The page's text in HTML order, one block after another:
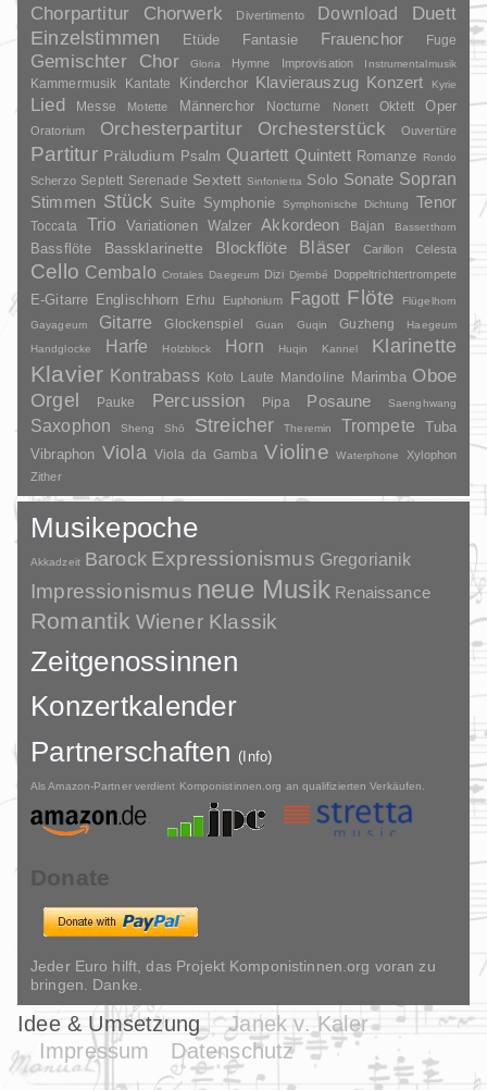
Chorpartitur Chorwerk Divertimento Download
Duett
Einzelstimmen
Etüde Fantasie Frauenchor Fuge
Gemischter Chor Gloria Hymne Improvisation Instrumentalmusik
Kammermusik Kantate Kinderchor Klavierauszug Konzert Kyrie
Lied Messe Motette Männerchor Nocturne Nonett Oktett Oper
Oratorium Orchesterpartitur Orchesterstück Ouvertüre
Partitur Präludium Psalm Quartett Quintett Romanze Rondo
Scherzo Septett Serenade Sextett Sinfonietta Solo Sonate Sopran
Stimmen Stück Suite Symphonie Symphonische Dichtung Tenor
Toccata Trio Variationen Walzer Akkordeon Bajan Bassetthorn
Bassflöte Bassklarinette Blockflöte Bläser Carillon Celesta
Cello Cembalo Crotales Daegeum Dizi Djembé Doppeltrichtertrompete
E-Gitarre Englischhorn Erhu Euphonium Fagott Flöte
Flügelhorn
Gayageum
Gitarre Glockenspiel Guan Guqin Guzheng
Haegeum
Handglocke
Harfe Holzblock Horn Huqin Kannel Klarinette
Klavier Kontrabass Koto Laute Mandoline Marimba Oboe
Orgel Pauke Percussion Pipa Posaune Saenghwang
Saxophon Sheng Shō Streicher Theremin Trompete
Tuba
Vibraphon Viola Viola da Gamba Violine Waterphone
Xylophon
Zither
Musikepoche
Akkadzeit Barock Expressionismus Gregorianik
Impressionismus neue Musik Renaissance
Romantik Wiener Klassik
Zeitgenossinnen
Konzertkalender
Partnerschaften(Info)
Als Amazon-Partner verdient Komponistinnen.org an qualifizierten Verkäufen.
Donate
Jeder Euro hilft, das Projekt Komponistinnen.org voran zu
bringen. Danke.
Idee & Umsetzung
Janek v. Kaler
Impressum
Datenschutz